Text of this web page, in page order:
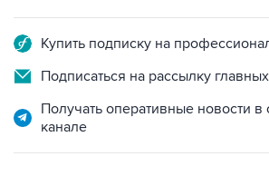
Купить подписку на
Подписаться на рассылку
Получать оперативные новости
канале